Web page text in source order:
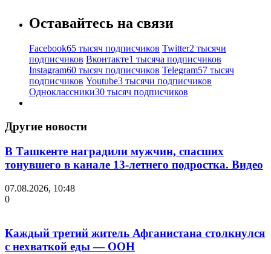
Оставайтесь на связи
Facebook65 тысяч подписчиков Twitter2 тысячи
подписчиков Вконтакте1 тысяча подписчиков
Instagram60 тысяч подписчиков Telegram57 тысяч
подписчиков Youtube3 тысячи подписчиков
Одноклассники30 тысяч подписчиков
Другие новости
В Ташкенте наградили мужчин, спасших
тонувшего в канале 13-летнего подростка. Видео
07.08.2026, 10:48
0
Каждый третий житель Афганистана столкнулся
с нехваткой еды — ООН